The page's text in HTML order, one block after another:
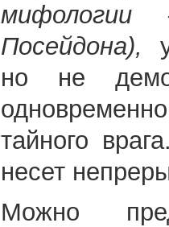
Посейдона),
но не
тайного
несет
Можно